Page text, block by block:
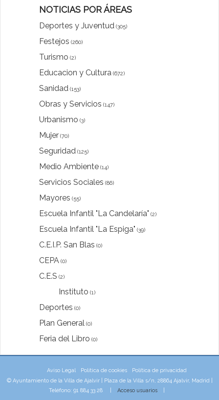
NOTICIAS POR ÁREAS
Deportes y Juventud (305)
Festejos (260)
Turismo (2)
Educacion y Cultura (672)
Sanidad (153)
Obras y Servicios (147)
Urbanismo (3)
Mujer (70)
Seguridad (125)
Medio Ambiente (14)
Servicios Sociales (86)
Mayores (55)
Escuela Infantil "La Candelaría" (2)
Escuela Infantil "La Espiga" (39)
C.E.I.P. San Blas (0)
CEPA (0)
C.E.S (2)
Instituto (1)
Deportes (0)
Plan General (0)
Feria del Libro (0)
Aviso Legal Política de cookies
Política de privacidad
© Ayuntamiento de la Villa de Ajalvir | Plaza de la Villa s/n, 28864 Ajalvir, Madrid |
Teléfono: 91 884 33 28 | Acceso usuarios|